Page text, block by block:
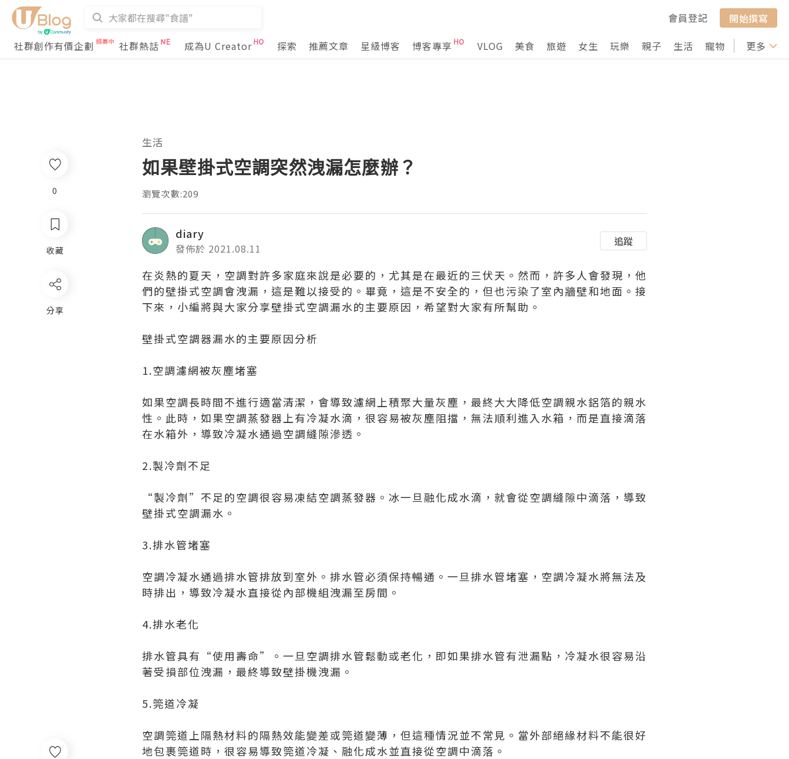
會員登記
開始撰寫
社群創作有價企劃
社群熱話 成為U Creator 探索 推薦文章 星級博客 博客專享 VLOG 美食 旅遊 女生 玩樂 親子 生活 寵物 行山 打卡
更多
生活
如果壁掛式空調突然洩漏怎麼辦？
瀏覽次數:209
diary
發佈於 2021.08.11
追蹤
在炎熱的夏天，空調對許多家庭來說是必要的，尤其是在最近的三伏天。然而，許多人會發現，他
們的壁掛式空調會洩漏，這是難以接受的。畢竟，這是不安全的，但也污染了室內牆壁和地面。接
下來，小編將與大家分享壁掛式空調漏水的主要原因，希望對大家有所幫助。
壁掛式空調器漏水的主要原因分析
1.空調濾網被灰塵堵塞
如果空調長時間不進行適當清潔，會導致濾網上積聚大量灰塵，最終大大降低空調親水鋁箔的親水
性。此時，如果空調蒸發器上有冷凝水滴，很容易被灰塵阻擋，無法順利進入水箱，而是直接滴落
在水箱外，導致冷凝水通過空調縫隙滲透。
2.製冷劑不足
“製冷劑”不足的空調很容易凍結空調蒸發器。冰一旦融化成水滴，就會從空調縫隙中滴落，導致
壁掛式空調漏水。
3.排水管堵塞
空調冷凝水通過排水管排放到室外。排水管必須保持暢通。一旦排水管堵塞，空調冷凝水將無法及
時排出，導致冷凝水直接從內部機組洩漏至房間。
4.排水老化
排水管具有“使用壽命”。一旦空調排水管鬆動或老化，即如果排水管有泄漏點，冷凝水很容易沿
著受損部位洩漏，最終導致壁掛機洩漏。
5.筦道冷凝
空調筦道上隔熱材料的隔熱效能變差或筦道變薄，但這種情況並不常見。當外部絕緣材料不能很好
地包裹筦道時，很容易導致筦道冷凝、融化成水並直接從空調中滴落。
0
收藏
分享